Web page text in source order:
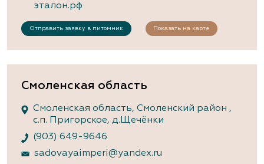
эталон.рф
Отправить заявку в питомник Показать на карте
Смоленская область
Смоленская область, Смоленский район ,
с.п. Пригорское, д.Щечёнки
(903) 649-9646
sadovayaimperi@yandex.ru